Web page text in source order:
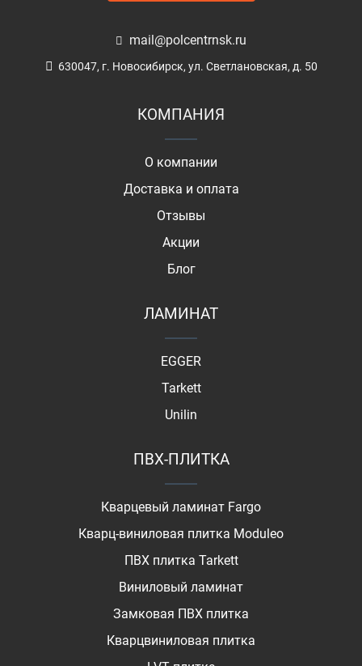
mail@polcentrnsk.ru
630047, г. Новосибирск, ул. Светлановская, д. 50
КОМПАНИЯ
О компании
Доставка и оплата
Отзывы
Акции
Блог
ЛАМИНАТ
EGGER
Tarkett
Unilin
ПВХ-ПЛИТКА
Кварцевый ламинат Fargo
Кварц-виниловая плитка Moduleo
ПВХ плитка Tarkett
Виниловый ламинат
Замковая ПВХ плитка
Кварцвиниловая плитка